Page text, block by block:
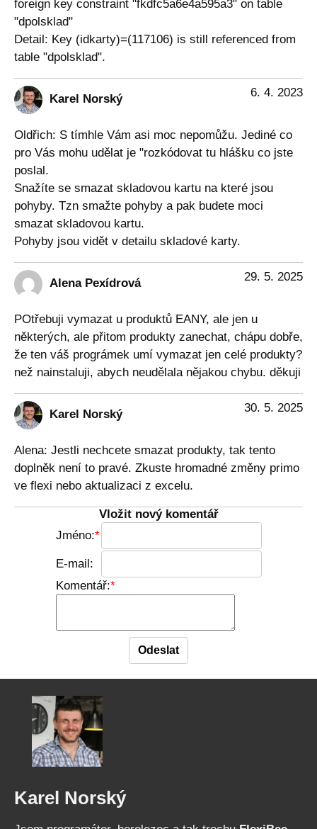
foreign key constraint "fkdfc5a6e4a595a3" on table
"dpolsklad"
Detail: Key (idkarty)=(117106) is still referenced from
table "dpolsklad".
Karel Norský 6. 4. 2023
Oldřich: S tímhle Vám asi moc nepomůžu. Jediné co
pro Vás mohu udělat je "rozkódovat tu hlášku co jste
poslal.
Snažíte se smazat skladovou kartu na které jsou
pohyby. Tzn smažte pohyby a pak budete moci
smazat skladovou kartu.
Pohyby jsou vidět v detailu skladové karty.
Alena Pexídrová 29. 5. 2025
POtřebuji vymazat u produktů EANY, ale jen u
některých, ale přitom produkty zanechat, chápu dobře,
že ten váš prográmek umí vymazat jen celé produkty?
než nainstaluji, abych neudělala nějakou chybu. děkuji
Karel Norský 30. 5. 2025
Alena: Jestli nechcete smazat produkty, tak tento
doplněk není to pravé. Zkuste hromadné změny primo
ve flexi nebo aktualizaci z excelu.
Vložit nový komentář
Jméno:
E-mail:
Komentář:
Karel Norský